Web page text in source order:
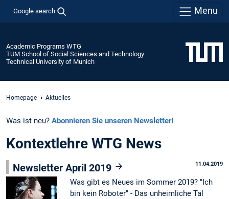
Google search Menu
Academic Programs WTG
TUM School of Social Sciences and Technology
Technical University of Munich
Homepage Aktuelles
Was ist neu? Abonnieren Sie unseren Newsletter!
Kontextlehre WTG News
11.04.2019
Newsletter April 2019
Was gibt es Neues im Sommer 2019? "Ich
bin kein Roboter" - Das unheimliche Tal